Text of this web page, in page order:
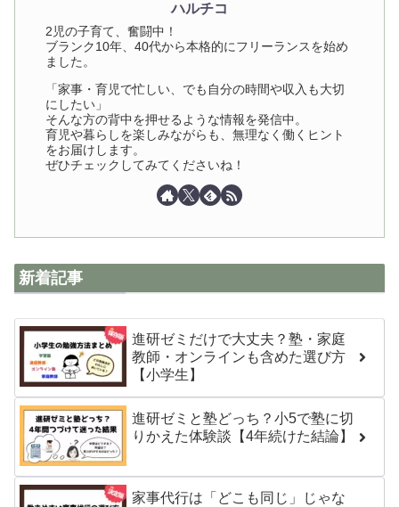
ハルチコ
2児の子育て、奮闘中！
ブランク10年、40代から本格的にフリーランスを始め
ました。
「家事・育児で忙しい、でも自分の時間や収入も大切
にしたい」
そんな方の背中を押せるような情報を発信中。
育児や暮らしを楽しみながらも、無理なく働くヒント
をお届けします。
ぜひチェックしてみてくださいね！
新着記事
進研ゼミだけで大丈夫？塾・家庭
教師・オンラインも含めた選び方
【小学生】
進研ゼミと塾どっち？小5で塾に切
りかえた体験談【4年続けた結論】
家事代行は「どこも同じ」じゃな